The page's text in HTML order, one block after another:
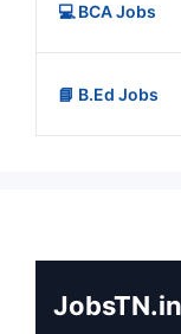
💻 BCA Jobs
📘 B.Ed Jobs
JobsTN.in